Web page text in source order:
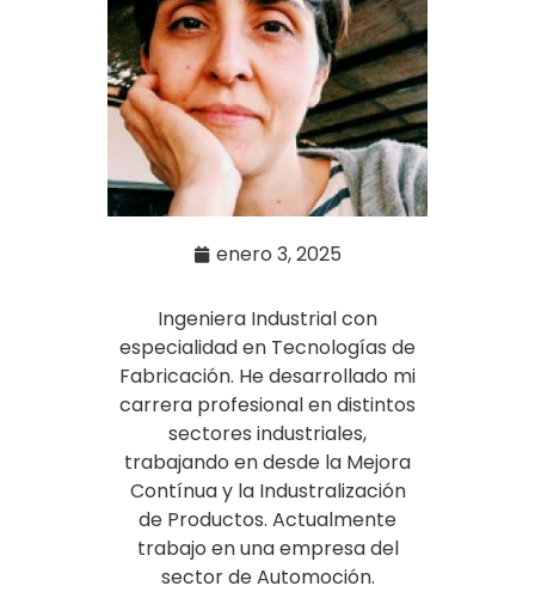
enero 3, 2025
Ingeniera Industrial con
especialidad en Tecnologías de
Fabricación. He desarrollado mi
carrera profesional en distintos
sectores industriales,
trabajando en desde la Mejora
Contínua y la Industralización
de Productos. Actualmente
trabajo en una empresa del
sector de Automoción.